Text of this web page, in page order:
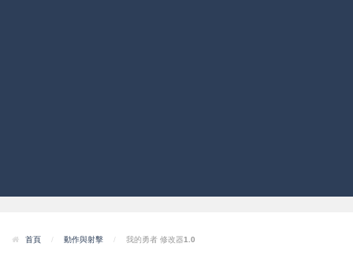
首頁 / 動作與射擊 / 我的勇者 修改器1.0